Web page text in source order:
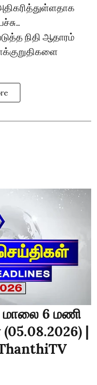
நிதி ஆதாரம்
மாலை 6 மணி
|